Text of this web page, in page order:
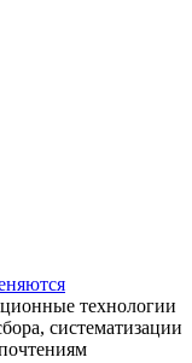
технологии
систематизации